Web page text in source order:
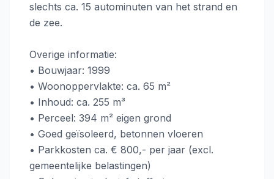
slechts ca. 15 autominuten van het strand en
de zee.
Overige informatie:
• Bouwjaar: 1999
• Woonoppervlakte: ca. 65 m²
• Inhoud: ca. 255 m³
• Perceel: 394 m² eigen grond
• Goed geïsoleerd, betonnen vloeren
• Parkkosten ca. € 800,- per jaar (excl.
gemeentelijke belastingen)